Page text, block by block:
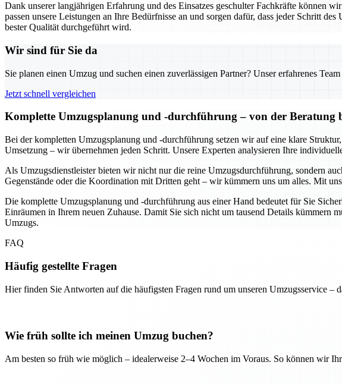
Dank unserer langjährigen Erfahrung und des Einsatzes geschulter Fachkräfte können
passen unsere Leistungen an Ihre Bedürfnisse an und sorgen dafür, dass jeder Schritt
bester Qualität durchgeführt wird.
Wir sind für Sie da
Sie planen einen Umzug und suchen einen zuverlässigen Partner? Unser erfahrenes
Jetzt schnell vergleichen
Komplette Umzugsplanung und -durchführung – von der Beratung
Bei der kompletten Umzugsplanung und -durchführung setzen wir auf eine klare
Umsetzung – wir übernehmen jeden Schritt. Unsere Experten analysieren Ihre
Als Umzugsdienstleister bieten wir nicht nur die reine Umzugsdurchführung, sondern
Gegenstände oder die Koordination mit Dritten geht – wir kümmern uns um alles. Mit
Die komplette Umzugsplanung und -durchführung aus einer Hand bedeutet für Sie
Einräumen in Ihrem neuen Zuhause. Damit Sie sich nicht um tausend Details kümmern
Umzugs.
FAQ
Häufig gestellte Fragen
Hier finden Sie Antworten auf die häufigsten Fragen rund um unseren Umzugsservice –
Wie früh sollte ich meinen Umzug buchen?
Am besten so früh wie möglich – idealerweise 2–4 Wochen im Voraus. So können wir